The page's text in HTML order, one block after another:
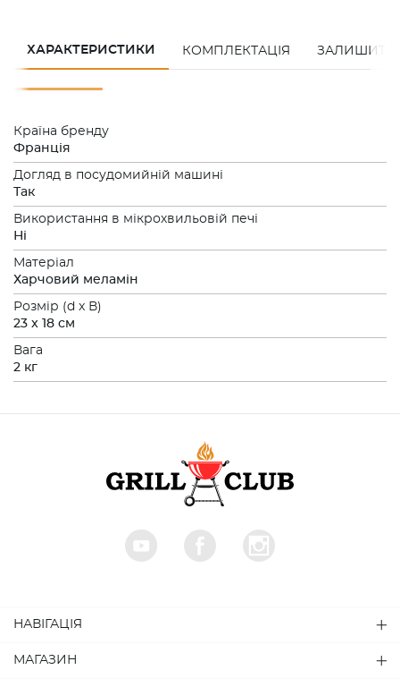
ХАРАКТЕРИСТИКИ КОМПЛЕКТАЦІЯ ЗАЛИШИТИ
Країна бренду
Франція
Догляд в посудомийній машині
Так
Використання в мікрохвильовій печі
Нi
Матеріал
Харчовий меламін
Розмiр (d x В)
23 x 18 см
Вага
2 кг
НАВІГАЦІЯ
МАГАЗИН